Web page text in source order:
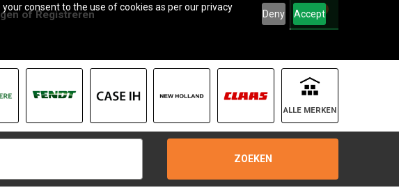
consent to the use of cookies as per our privacy
Deny Accept
ofRegistreren 0
ALLE MERKEN
ZOEKEN